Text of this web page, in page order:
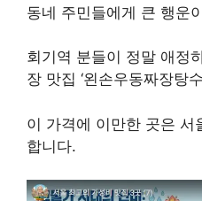
동네 주민들에게 큰 행운
회기역 분들이 정말 애정
장 맛집 ‘왼손우동짜장탕
이 가격에 이만한 곳은 서
합니다.